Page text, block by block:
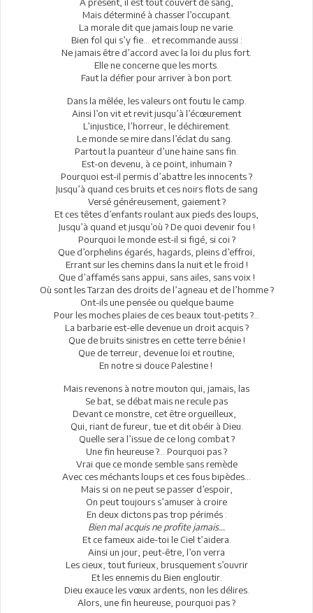
Mais déterminé à chasser l’occupant.
La morale dit que jamais loup ne varie.
Bien fol qui s’y fie... et recommande aussi :
Ne jamais être d’accord avec la loi du plus fort.
Elle ne concerne que les morts.
Faut la défier pour arriver à bon port.
Dans la mêlée, les valeurs ont foutu le camp.
Ainsi l’on vit et revit jusqu’à l’écœurement
L’injustice, l’horreur, le déchirement.
Le monde se mire dans l’éclat du sang.
Partout la puanteur d’une haine sans fin.
Est-on devenu, à ce point, inhumain ?
Pourquoi est-il permis d’abattre les innocents ?
Jusqu’à quand ces bruits et ces noirs flots de sang
Versé généreusement, gaiement ?
Et ces têtes d’enfants roulant aux pieds des loups,
Jusqu’à quand et jusqu’où ? De quoi devenir fou !
Pourquoi le monde est-il si figé, si coi ?
Que d’orphelins égarés, hagards, pleins d’effroi,
Errant sur les chemins dans la nuit et le froid !
Que d’affamés sans appui, sans ailes, sans voix !
Où sont les Tarzan des droits de l’agneau et de l’homme ?
Ont-ils une pensée ou quelque baume
Pour les moches plaies de ces beaux tout-petits ?...
La barbarie est-elle devenue un droit acquis ?
Que de bruits sinistres en cette terre bénie !
Que de terreur, devenue loi et routine,
En notre si douce Palestine !
Mais revenons à notre mouton qui, jamais, las
Se bat, se débat mais ne recule pas
Devant ce monstre, cet être orgueilleux,
Qui, riant de fureur, tue et dit obéir à Dieu.
Quelle sera l’issue de ce long combat ?
Une fin heureuse ?... Pourquoi pas ?
Vrai que ce monde semble sans remède
Avec ces méchants loups et ces fous bipèdes...
Mais si on ne peut se passer d’espoir,
On peut toujours s’amuser à croire
En deux dictons pas trop périmés :
Bien mal acquis ne profite jamais...
Et ce fameux aide-toi le Ciel t’aidera.
Ainsi un jour, peut-être, l’on verra
Les cieux, tout furieux, brusquement s’ouvrir
Et les ennemis du Bien engloutir.
Dieu exauce les vœux ardents, non les délires.
Alors, une fin heureuse, pourquoi pas ?